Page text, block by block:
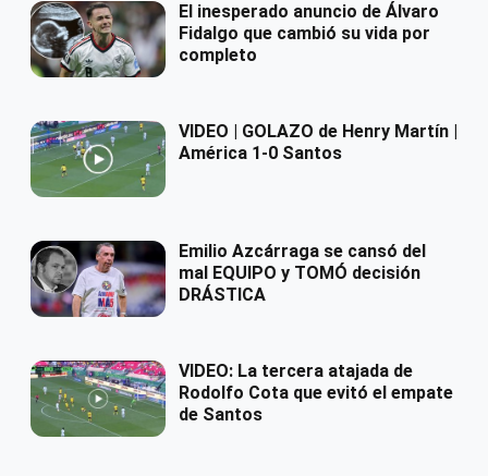
El inesperado anuncio de Álvaro
Fidalgo que cambió su vida por
completo
VIDEO | GOLAZO de Henry Martín |
América 1-0 Santos
Emilio Azcárraga se cansó del
mal EQUIPO y TOMÓ decisión
DRÁSTICA
VIDEO: La tercera atajada de
Rodolfo Cota que evitó el empate
de Santos